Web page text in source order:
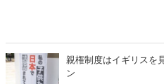
親権制度はイギリスを
ン